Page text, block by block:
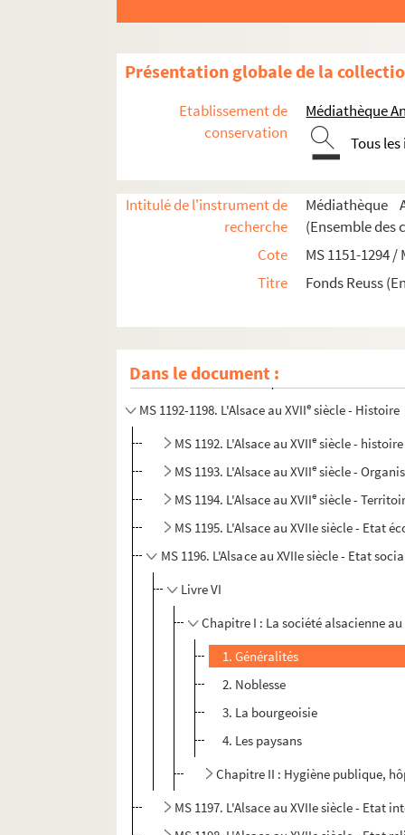
Présentation globale de la
Etablissement de
conservation
Médiathèque
Tous
Intitulé de l'instrument de
recherche
Médiathèque
(Ensemble des
Cote
MS 1151-1294 /
Titre
Fonds Reuss
Dans le document :
MS 1156-1183. La politique française en
MS 1184-1186. Histoire d'Alsace
MS 1187-1191. Alsatiques divers
MS 1192-1198. L'Alsace au XVIIe siècle - Histoire
MS 1192. L'Alsace au XVIIe siècle - histoire
MS 1193. L'Alsace au XVIIe siècle -
MS 1194. L'Alsace au XVIIe siècle -
MS 1195. L'Alsace au XVIIe siècle - Etat
MS 1196. L'Alsace au XVIIe siècle - Etat
Livre VI
Chapitre I : La société alsacienne au
1. Généralités
2. Noblesse
3. La bourgeoisie
4. Les paysans
Chapitre II : Hygiène publique,
MS 1197. L'Alsace au XVIIe siècle - Etat